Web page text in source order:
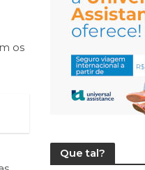
os
Que tal?